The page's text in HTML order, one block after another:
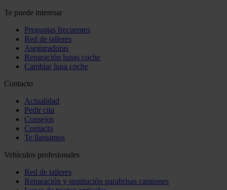
Te puede interesar
Preguntas frecuentes
Red de talleres
Aseguradoras
Reparación lunas coche
Cambiar luna coche
Contacto
Actualidad
Pedir cita
Consejos
Contacto
Te llamamos
Vehículos profesionales
Red de talleres
Reparación y sustitución parabrisas camiones